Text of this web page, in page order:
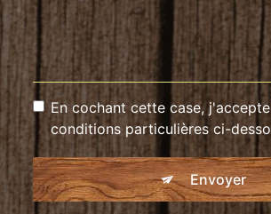
En cochant cette case,
conditions particulières ci-
Envoyer